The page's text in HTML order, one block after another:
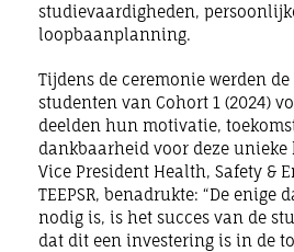
studievaardigheden,
loopbaanplanning.
Tijdens de ceremonie werden de
studenten van Cohort 1 (2024)
deelden hun motivatie,
dankbaarheid voor deze unieke
Vice President Health, Safety &
TEEPSR, benadrukte: “De enige
nodig is, is het succes van de
dat dit een investering is in de